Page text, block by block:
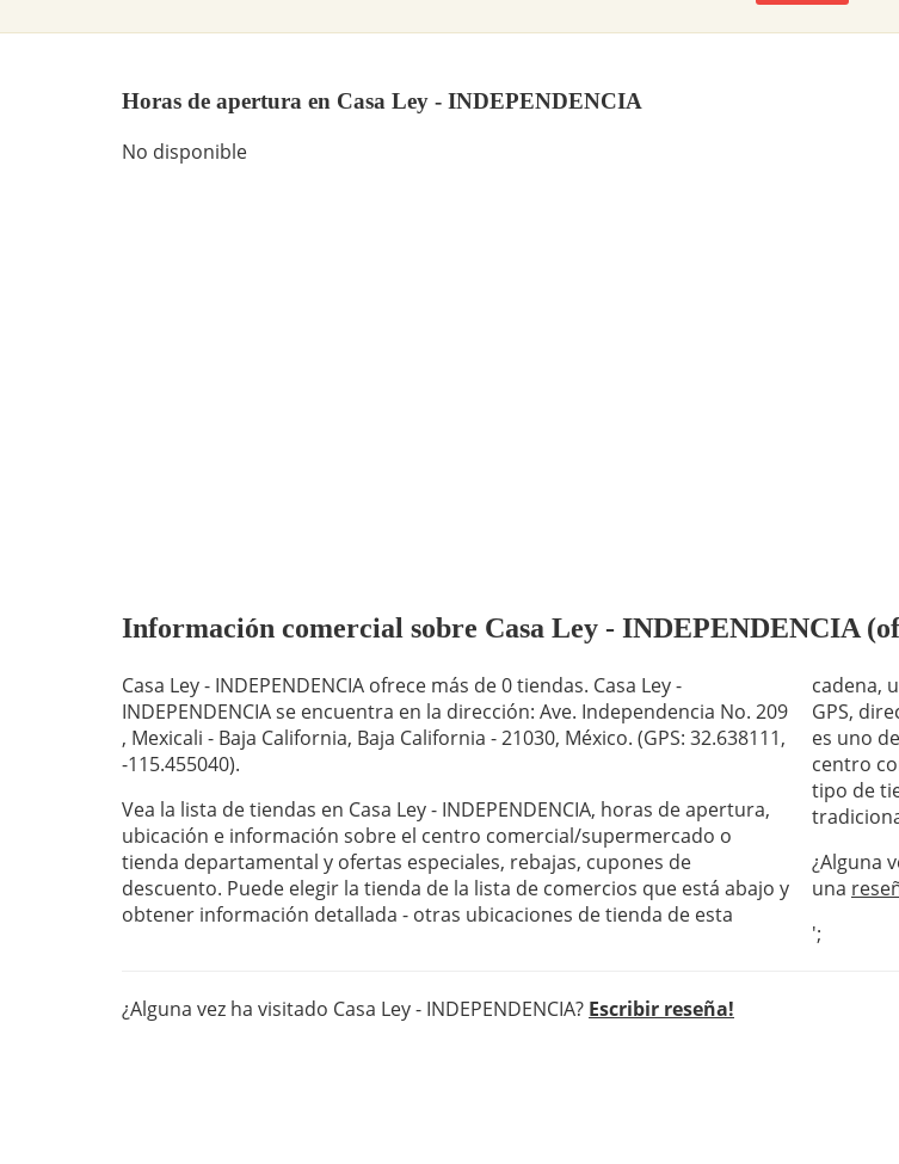
Horas de apertura en Casa Ley - INDEPENDENCIA
No disponible
Información comercial sobre Casa Ley - INDEPENDENCIA
Casa Ley - INDEPENDENCIA ofrece más de 0 tiendas. Casa Ley -
INDEPENDENCIA se encuentra en la dirección: Ave. Independencia No. 209
, Mexicali - Baja California, Baja California - 21030, México. (GPS: 32.638111,
-115.455040).
Vea la lista de tiendas en Casa Ley - INDEPENDENCIA, horas de apertura,
ubicación e información sobre el centro comercial/supermercado o
tienda departamental y ofertas especiales, rebajas, cupones de
descuento. Puede elegir la tienda de la lista de comercios que está abajo y
obtener información detallada - otras ubicaciones de tienda de esta
cadena,
GPS,
es uno
centro
tipo de
¿Alguna
una
';
¿Alguna vez ha visitado Casa Ley - INDEPENDENCIA? Escribir reseña!